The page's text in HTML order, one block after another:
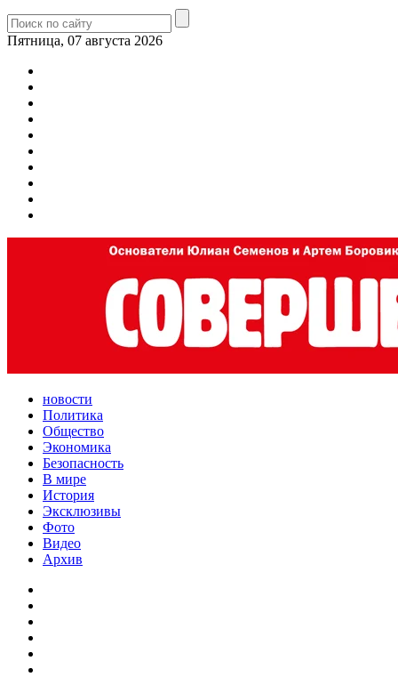
Пятница, 07 августа 2026
новости
Политика
Общество
Экономика
Безопасность
В мире
История
Эксклюзивы
Фото
Видео
Архив